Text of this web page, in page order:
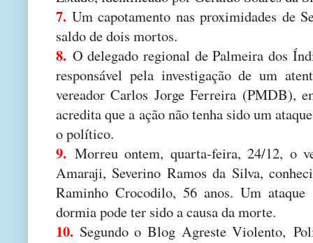
7. Um capotamento nas proximidades de
saldo de dois mortos.
8. O delegado regional de Palmeira dos
responsável pela investigação de um
vereador Carlos Jorge Ferreira (PMDB),
acredita que a ação não tenha sido um
o político.
9. Morreu ontem, quarta-feira, 24/12, o
Amaraji, Severino Ramos da Silva,
Raminho Crocodilo, 56 anos. Um ataque
dormia pode ter sido a causa da morte.
10. Segundo o Blog Agreste Violento,